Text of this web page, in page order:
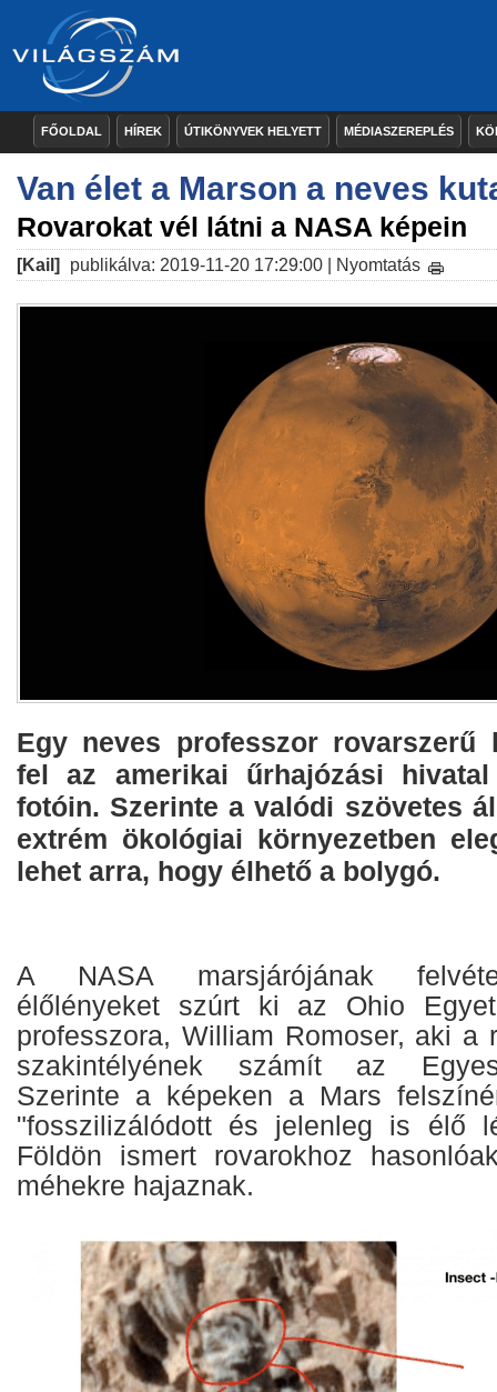
FŐOLDAL HÍREK ÚTIKÖNYVEK HELYETT MÉDIASZEREPLÉS
Van élet a Marson a neves
Rovarokat vél látni a NASA képein
[Kail] publikálva: 2019-11-20 17:29:00 | Nyomtatás
Egy neves professzor rovarszerű
fel az amerikai űrhajózási
fotóin. Szerinte a valódi szövetes
extrém ökológiai környezetben
lehet arra, hogy élhető a bolygó.
A NASA marsjárójának
élőlényeket szúrt ki az Ohio
professzora, William Romoser, aki a
szakintélyének számít az
Szerinte a képeken a Mars
"fosszilizálódott és jelenleg is élő
Földön ismert rovarokhoz
méhekre hajaznak.